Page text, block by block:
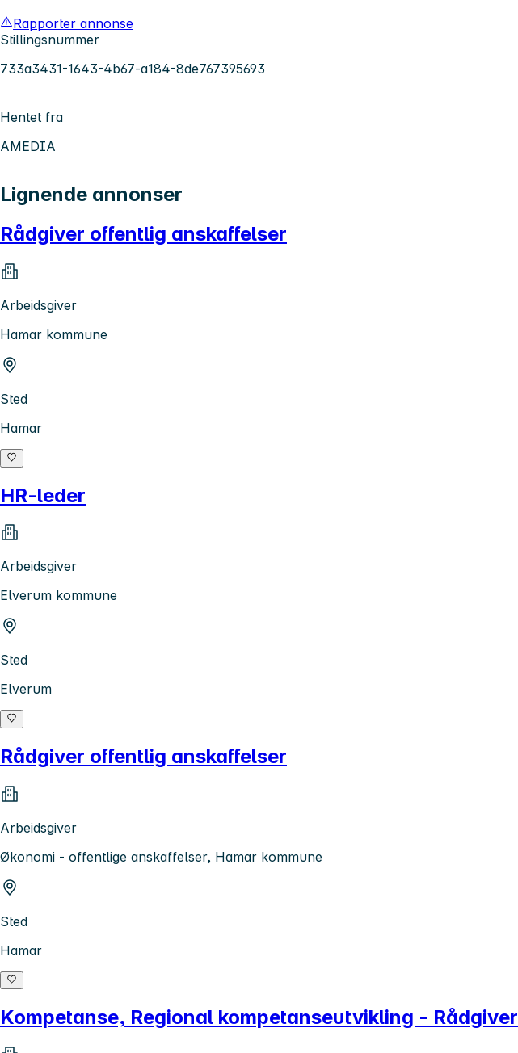
Rapporter annonse
Stillingsnummer
733a3431-1643-4b67-a184-8de767395693
Hentet fra
AMEDIA
Lignende annonser
Rådgiver offentlig anskaffelser
Arbeidsgiver
Hamar kommune
Sted
Hamar
HR-leder
Arbeidsgiver
Elverum kommune
Sted
Elverum
Rådgiver offentlig anskaffelser
Arbeidsgiver
Økonomi - offentlige anskaffelser, Hamar kommune
Sted
Hamar
Kompetanse, Regional kompetanseutvikling - Rådgiver